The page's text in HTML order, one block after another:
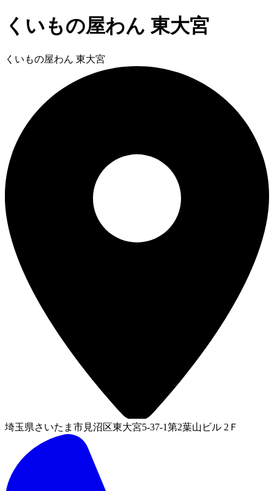
くいもの屋わん 東大宮
くいもの屋わん 東大宮
埼玉県さいたま市見沼区東大宮5-37-1第2葉山ビル 2Ｆ